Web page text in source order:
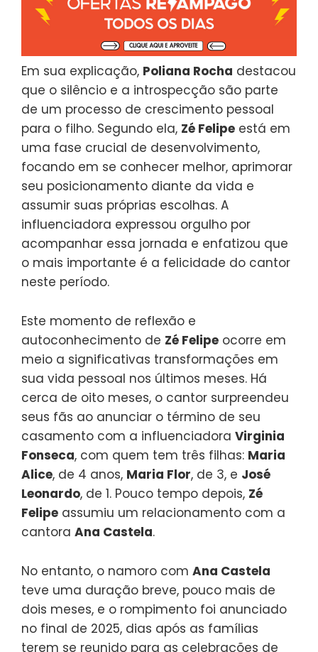
Em sua explicação, Poliana Rocha destacou
que o silêncio e a introspecção são parte
de um processo de crescimento pessoal
para o filho. Segundo ela, Zé Felipe está em
uma fase crucial de desenvolvimento,
focando em se conhecer melhor, aprimorar
seu posicionamento diante da vida e
assumir suas próprias escolhas. A
influenciadora expressou orgulho por
acompanhar essa jornada e enfatizou que
o mais importante é a felicidade do cantor
neste período.
Este momento de reflexão e
autoconhecimento de Zé Felipe ocorre em
meio a significativas transformações em
sua vida pessoal nos últimos meses. Há
cerca de oito meses, o cantor surpreendeu
seus fãs ao anunciar o término de seu
casamento com a influenciadora Virginia
Fonseca, com quem tem três filhas: Maria
Alice, de 4 anos, Maria Flor, de 3, e José
Leonardo, de 1. Pouco tempo depois, Zé
Felipe assumiu um relacionamento com a
cantora Ana Castela.
No entanto, o namoro com Ana Castela
teve uma duração breve, pouco mais de
dois meses, e o rompimento foi anunciado
no final de 2025, dias após as famílias
terem se reunido para as celebrações de